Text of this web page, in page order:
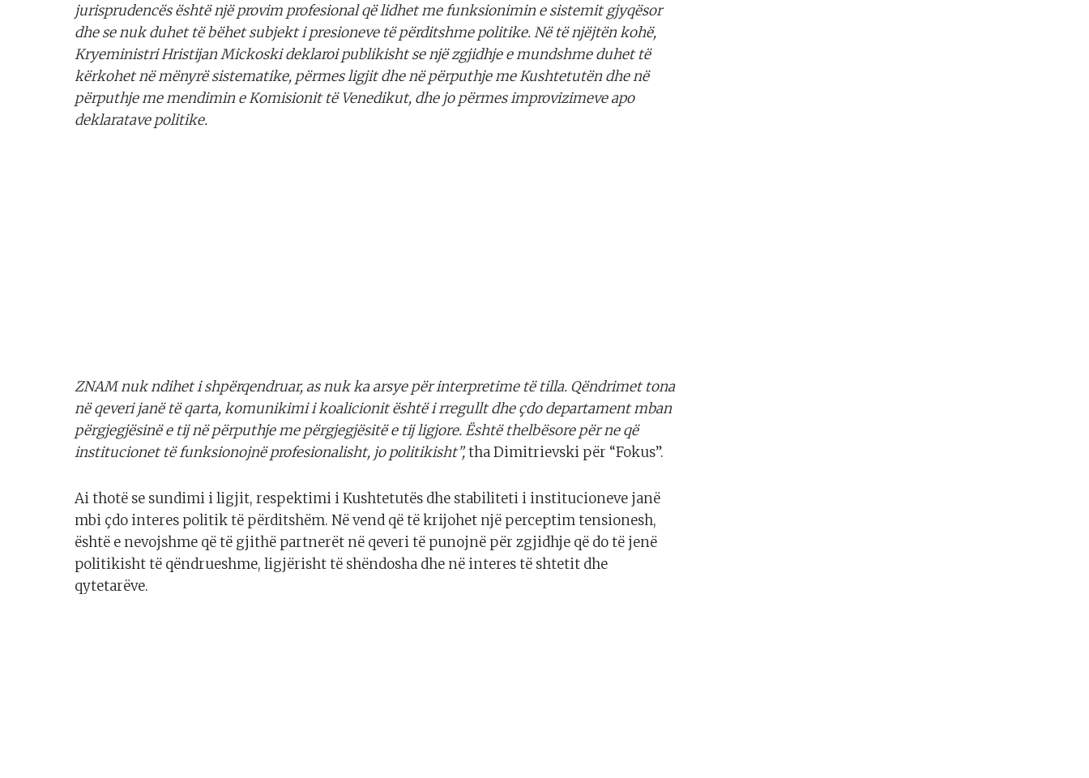
jurisprudencës është një provim profesional që lidhet me funksionimin e sistemit gjyqësor
dhe se nuk duhet të bëhet subjekt i presioneve të përditshme politike. Në të njëjtën kohë,
Kryeministri Hristijan Mickoski deklaroi publikisht se një zgjidhje e mundshme duhet të
kërkohet në mënyrë sistematike, përmes ligjit dhe në përputhje me Kushtetutën dhe në
përputhje me mendimin e Komisionit të Venedikut, dhe jo përmes improvizimeve apo
deklaratave politike.
ZNAM nuk ndihet i shpërqendruar, as nuk ka arsye për interpretime të tilla. Qëndrimet tona
në qeveri janë të qarta, komunikimi i koalicionit është i rregullt dhe çdo departament mban
përgjegjësinë e tij në përputhje me përgjegjësitë e tij ligjore. Është thelbësore për ne që
institucionet të funksionojnë profesionalisht, jo politikisht”,tha Dimitrievski për “Fokus”.
Ai thotë se sundimi i ligjit, respektimi i Kushtetutës dhe stabiliteti i institucioneve janë
mbi çdo interes politik të përditshëm. Në vend që të krijohet një perceptim tensionesh,
është e nevojshme që të gjithë partnerët në qeveri të punojnë për zgjidhje që do të jenë
politikisht të qëndrueshme, ligjërisht të shëndosha dhe në interes të shtetit dhe
qytetarëve.